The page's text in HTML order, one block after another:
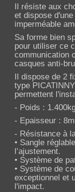
Il résiste aux
et dispose
imperméable
Sa forme bien
pour utiliser ce
communication
casques anti-
Il dispose de 2
type
permettent
- Poids :
- Epaisseur :
- Résistance à
• Sangle
l’ajustement.
• Système de
• Système de
exceptionnel et
l'impact.